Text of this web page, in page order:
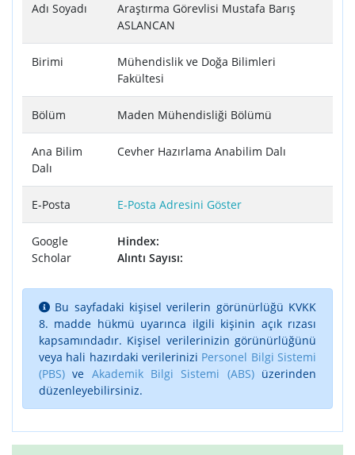
Adı Soyadı
Araştırma Görevlisi Mustafa Barış
ASLANCAN
Birimi
Mühendislik ve Doğa Bilimleri
Fakültesi
Bölüm Maden Mühendisliği Bölümü
Ana Bilim
Dalı
Cevher Hazırlama Anabilim Dalı
E-Posta E-Posta Adresini Göster
Google
Scholar
Hindex:
Alıntı Sayısı:
Bu sayfadaki kişisel verilerin görünürlüğü KVKK
8. madde hükmü uyarınca ilgili kişinin açık rızası
kapsamındadır. Kişisel verilerinizin görünürlüğünü
veya hali hazırdaki verilerinizi Personel Bilgi Sistemi
(PBS) ve Akademik Bilgi Sistemi (ABS)üzerinden
düzenleyebilirsiniz.